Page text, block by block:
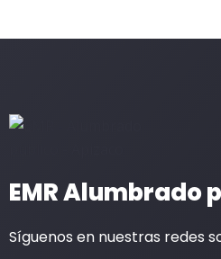
EMR Alumbrado
Síguenos en nuestras redes